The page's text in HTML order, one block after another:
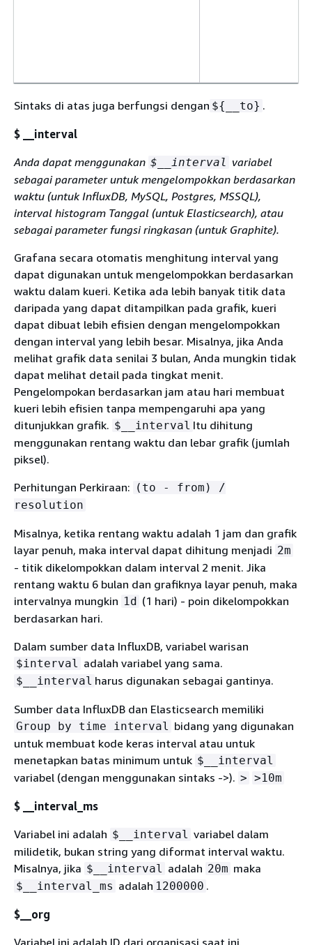
Sintaks di atas juga berfungsi dengan ${ __to} .
$ __interval
Anda dapat menggunakan $__interval variabel
sebagai parameter untuk mengelompokkan berdasarkan
waktu (untuk InfluxDB, MySQL, Postgres, MSSQL),
interval histogram Tanggal (untuk Elasticsearch), atau
sebagai parameter fungsi ringkasan (untuk Graphite).
Grafana secara otomatis menghitung interval yang
dapat digunakan untuk mengelompokkan berdasarkan
waktu dalam kueri. Ketika ada lebih banyak titik data
daripada yang dapat ditampilkan pada grafik, kueri
dapat dibuat lebih efisien dengan mengelompokkan
dengan interval yang lebih besar. Misalnya, jika Anda
melihat grafik data senilai 3 bulan, Anda mungkin tidak
dapat melihat detail pada tingkat menit.
Pengelompokan berdasarkan jam atau hari membuat
kueri lebih efisien tanpa mempengaruhi apa yang
ditunjukkan grafik. $__interval Itu dihitung
menggunakan rentang waktu dan lebar grafik (jumlah
piksel).
Perhitungan Perkiraan: (to - from) /
resolution
Misalnya, ketika rentang waktu adalah 1 jam dan grafik
layar penuh, maka interval dapat dihitung menjadi 2m
- titik dikelompokkan dalam interval 2 menit. Jika
rentang waktu 6 bulan dan grafiknya layar penuh, maka
intervalnya mungkin 1d (1 hari) - poin dikelompokkan
berdasarkan hari.
Dalam sumber data InfluxDB, variabel warisan
$interval adalah variabel yang sama.
$__interval harus digunakan sebagai gantinya.
Sumber data InfluxDB dan Elasticsearch memiliki
Group by time interval bidang yang digunakan
untuk membuat kode keras interval atau untuk
menetapkan batas minimum untuk $__interval
variabel (dengan menggunakan sintaks ->). > >10m
$ __interval_ms
Variabel ini adalah $__interval variabel dalam
milidetik, bukan string yang diformat interval waktu.
Misalnya, jika $__interval adalah 20m maka
$__interval_ms adalah 1200000 .
$__org
Variabel ini adalah ID dari organisasi saat ini.